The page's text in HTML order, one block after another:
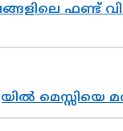
ഫണ്ട്
മെസ്സിയെ